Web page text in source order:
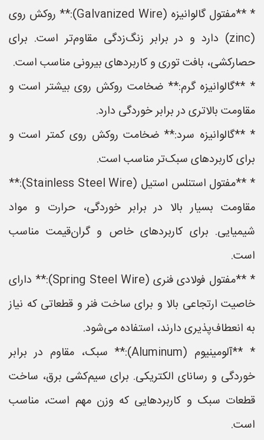
* **مفتول گالوانیزه (Galvanized Wire):** روکش روی
(zinc) دارد و در برابر زنگ‌زدگی مقاوم‌تر است. برای
حصارکشی، بافت توری و کاربردهای بیرونی مناسب است.
* **گالوانیزه گرم:** ضخامت روکش روی بیشتر است و
مقاومت بالاتری در برابر خوردگی دارد.
* **گالوانیزه سرد:** ضخامت روکش روی کمتر است و
برای کاربردهای سبک‌تر مناسب است.
* **مفتول استنلس استیل (Stainless Steel Wire):**
مقاومت بسیار بالا در برابر خوردگی، حرارت و مواد
شیمیایی. برای کاربردهای خاص و گران‌قیمت مناسب
است.
* **مفتول فولادی فنری (Spring Steel Wire):** دارای
خاصیت ارتجاعی بالا و برای ساخت فنر و قطعاتی که نیاز
به انعطاف‌پذیری دارند، استفاده می‌شود.
* **آلومینیوم (Aluminum):** سبک، مقاوم در برابر
خوردگی و رسانای الکتریکی. برای سیم‌کشی برق، ساخت
قطعات سبک و کاربردهایی که وزن مهم است، مناسب
است.